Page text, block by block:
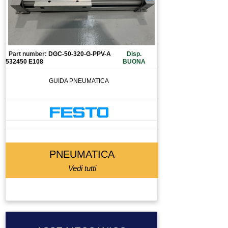
QUADRO ELETTRICO
RACCODO
RACCORDO
RAVVIVATORE
REGOLATORE DI FLUSSO
REGOLATORE DI PRESSIONE
RELAY DI SICUREZZA
RESISTENZA DI FRENATURA
RIGA OTTICA
ROBOT PALLETTIZATORE
Part number: DGC-50-320-G-PPV-A
532450 E108
Disp.
BUONA
GUIDA PNEUMATICA
PNEUMATICA
Vedi tutti